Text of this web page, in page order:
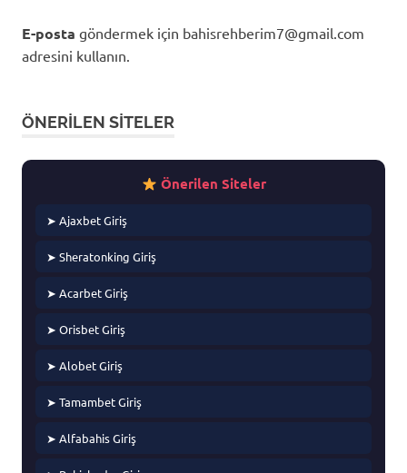
E-posta göndermek için bahisrehberim7@gmail.com
adresini kullanın.
ÖNERILEN SITELER
Önerilen Siteler
➤ Ajaxbet Giriş
➤ Sheratonking Giriş
➤ Acarbet Giriş
➤ Orisbet Giriş
➤ Alobet Giriş
➤ Tamambet Giriş
➤ Alfabahis Giriş